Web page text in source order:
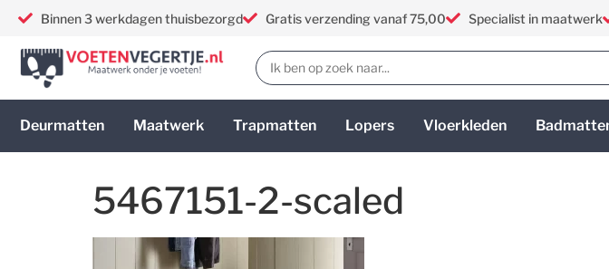
Binnen 3 werkdagen thuisbezorgd Gratis verzending vanaf 75,00 Specialist in maatwerk
Deurmatten Maatwerk Trapmatten Lopers Vloerkleden
5467151-2-scaled